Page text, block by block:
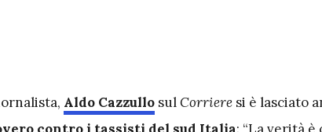
Aldo Cazzullo sulCorriere si è lasciato